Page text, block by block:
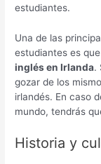
estudiantes.
Una de las
estudiantes es
inglés en Irlanda.
gozar de los
irlandés. En caso
mundo, tendrás
Historia y